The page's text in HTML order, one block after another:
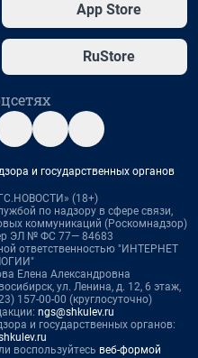
App Store
RuStore
и государственных органов
(18+)
по надзору в сфере связи,
коммуникаций (Роскомнадзор)
ЭЛ № ФС 77— 84683
ответственностью "ИНТЕРНЕТ
Елена Александровна
ул. Ленина, д. 12, 6 этаж,
157-00-00 (круглосуточно)
ngs@shkulev.ru
и государственных органов:
воспользуйтесь веб-формой